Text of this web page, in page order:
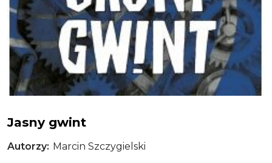
Jasny gwint
Autorzy Marcin Szczygielski